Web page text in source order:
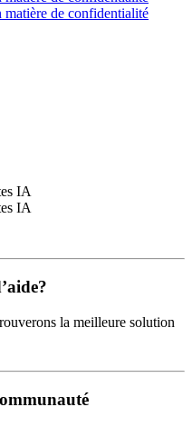
matière de confidentialité
IA
IA
la meilleure solution